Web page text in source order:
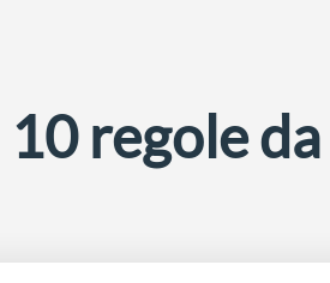
10 regole